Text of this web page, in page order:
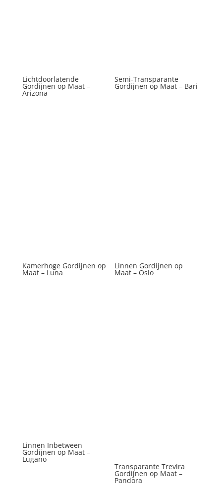
Lichtdoorlatende
Gordijnen op Maat –
Arizona
Semi-Transparante
Gordijnen op Maat – Bari
Kamerhoge Gordijnen op
Maat – Luna
Linnen Gordijnen op
Maat – Oslo
Linnen Inbetween
Gordijnen op Maat –
Lugano
Transparante Trevira
Gordijnen op Maat –
Pandora